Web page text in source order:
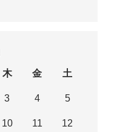
木 金 土
3 4 5
10 11 12